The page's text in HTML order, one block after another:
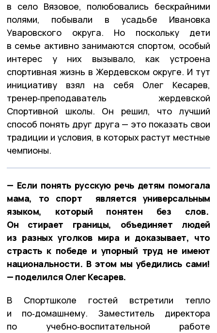
в село Вязовое, полюбовались бескрайними
полями, побывали в усадьбе Ивановка
Уваровского округа. Но поскольку дети
в семье активно занимаются спортом, особый
интерес у них вызывало, как устроена
спортивная жизнь в Жердевском округе. И тут
инициативу взял на себя Олег Кесарев,
тренер‑преподаватель жердевской
Спортивной школы. Он решил, что лучший
способ понять друг друга — это показать свои
традиции и условия, в которых растут местные
чемпионы.
— Если понять русскую речь детям помогала
мама, то спорт является универсальным
языком, который понятен без слов.
Он стирает границы, объединяет людей
из разных уголков мира и доказывает, что
страсть к победе и упорный труд не имеют
национальности. В этом мы убедились сами!
— поделился Олег Кесарев.
В Спортшколе гостей встретили тепло
и по‑домашнему. Заместитель директора
по учебно‑воспитательной работе